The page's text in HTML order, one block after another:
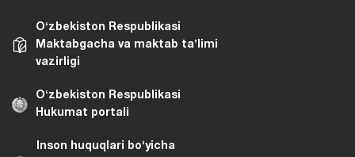
Oʻzbekiston Respublikasi
Maktabgacha va maktab taʼlimi
vazirligi
Oʻzbekiston Respublikasi
Hukumat portali
Inson huquqlari bo‘yicha